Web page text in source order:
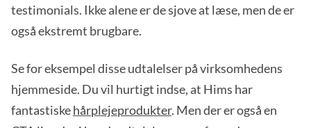
testimonials. Ikke alene er de sjove at læse, men de er
også ekstremt brugbare.
Se for eksempel disse udtalelser på virksomhedens
hjemmeside. Du vil hurtigt indse, at Hims har
fantastiskehårplejeprodukter. Men der er også en